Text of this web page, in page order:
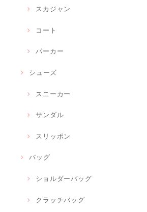
スカジャン
コート
パーカー
シューズ
スニーカー
サンダル
スリッポン
バッグ
ショルダーバッグ
クラッチバッグ